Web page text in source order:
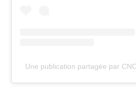
Une publication partagée par